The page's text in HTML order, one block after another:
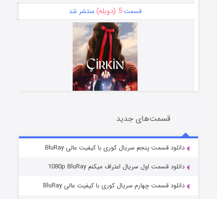
قسمت5 (دوبله) منتشر شد
سریال زشت
قسمت2 (زیرنویس) منتشر شد
قسمت‌های جدید
دانلود قسمت پنجم سریال کوری با کیفیت عالی BluRay
دانلود قسمت اول سریال اعتراف میکنم 1080p BluRay
دانلود قسمت چهارم سریال کوری با کیفیت عالی BluRay